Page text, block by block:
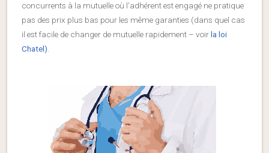
concurrents à la mutuelle où l’adhérent est engagé ne pratique
pas des prix plus bas pour les même garanties (dans quel cas
il est facile de changer de mutuelle rapidement – voirla loi
Chatel)